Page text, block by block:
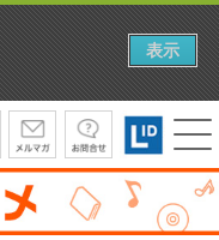
表示